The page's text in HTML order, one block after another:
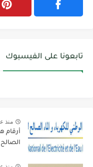
تابعونا على الفيسبوك
منذ
أرقام